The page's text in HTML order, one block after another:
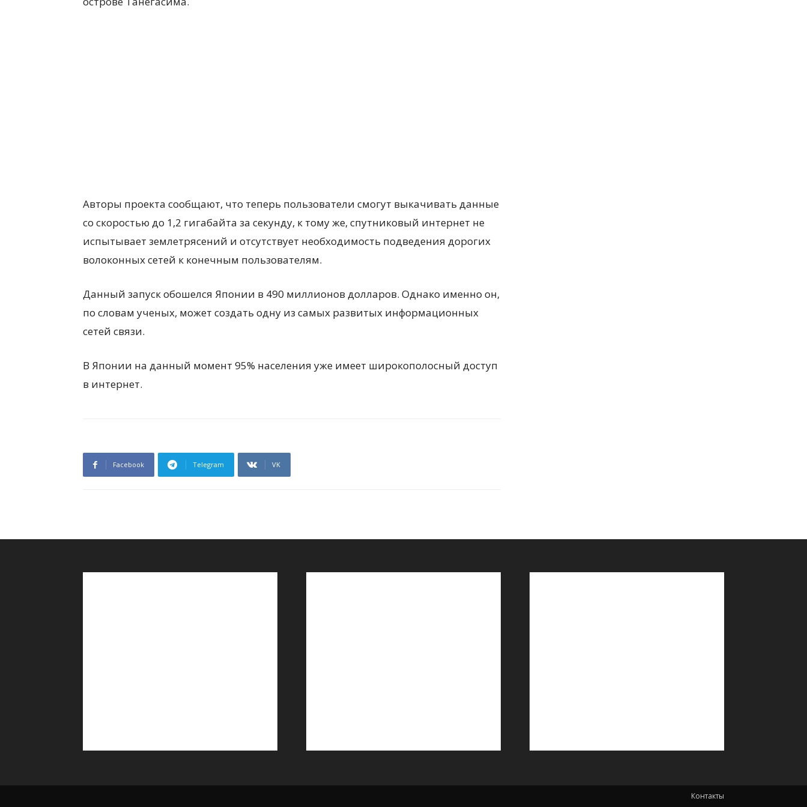
Авторы проекта сообщают, что теперь пользователи смогут выкачивать данные
со скоростью до 1,2 гигабайта за секунду, к тому же, спутниковый интернет не
испытывает землетрясений и отсутствует необходимость подведения дорогих
волоконных сетей к конечным пользователям.
Данный запуск обошелся Японии в 490 миллионов долларов. Однако именно он,
по словам ученых, может создать одну из самых развитых информационных
сетей связи.
В Японии на данный момент 95% населения уже имеет широкополосный доступ
в интернет.
Facebook Telegram VK
Контакты